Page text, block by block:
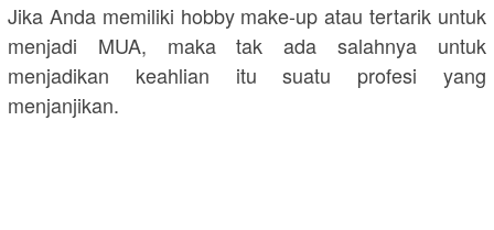
Jika Anda memiliki hobby make-up atau tertarik untuk
menjadi MUA, maka tak ada salahnya untuk
menjadikan keahlian itu suatu profesi yang
menjanjikan.